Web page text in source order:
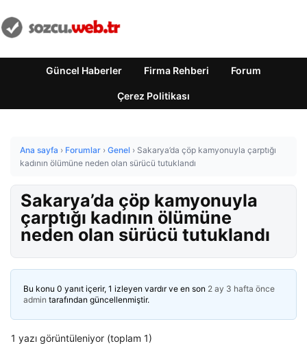
Güncel Haberler Firma Rehberi Forum
Çerez Politikası
Ana sayfa › Forumlar › Genel › Sakarya’da çöp kamyonuyla çarptığı
kadının ölümüne neden olan sürücü tutuklandı
Sakarya’da çöp kamyonuyla
çarptığı kadının ölümüne
neden olan sürücü tutuklandı
Bu konu 0 yanıt içerir, 1 izleyen vardır ve en son 2 ay 3 hafta önce
admin tarafından güncellenmiştir.
1 yazı görüntüleniyor (toplam 1)